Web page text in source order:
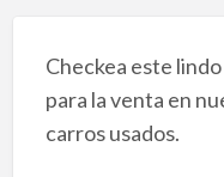
Checkea este
para la venta en
carros usados.